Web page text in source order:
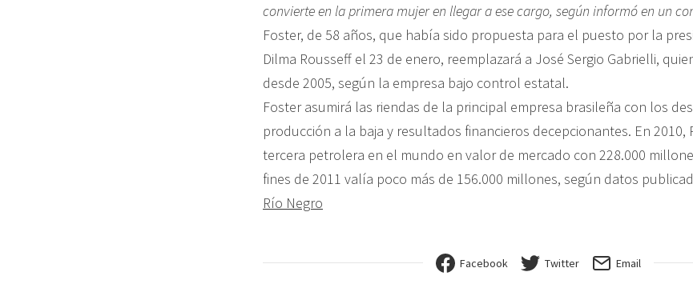
convierte en la primera mujer en llegar a ese cargo, según informó en un
Foster, de 58 años, que había sido propuesta para el puesto por la
Dilma Rousseff el 23 de enero, reemplazará a José Sergio Gabrielli,
desde 2005, según la empresa bajo control estatal.
Foster asumirá las riendas de la principal empresa brasileña con los
producción a la baja y resultados financieros decepcionantes. En 2010,
tercera petrolera en el mundo en valor de mercado con 228.000
fines de 2011 valía poco más de 156.000 millones, según datos
Río Negro
Facebook Twitter Email